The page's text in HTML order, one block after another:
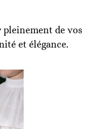
de vos
et élégance.